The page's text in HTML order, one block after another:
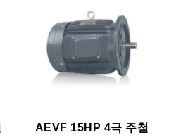
AEVF 15HP 4극 주철